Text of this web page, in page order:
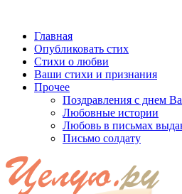
Главная
Опубликовать стих
Стихи о любви
Ваши стихи и признания
Прочее
Поздравления с днем
Любовные истории
Любовь в письмах
Письмо солдату